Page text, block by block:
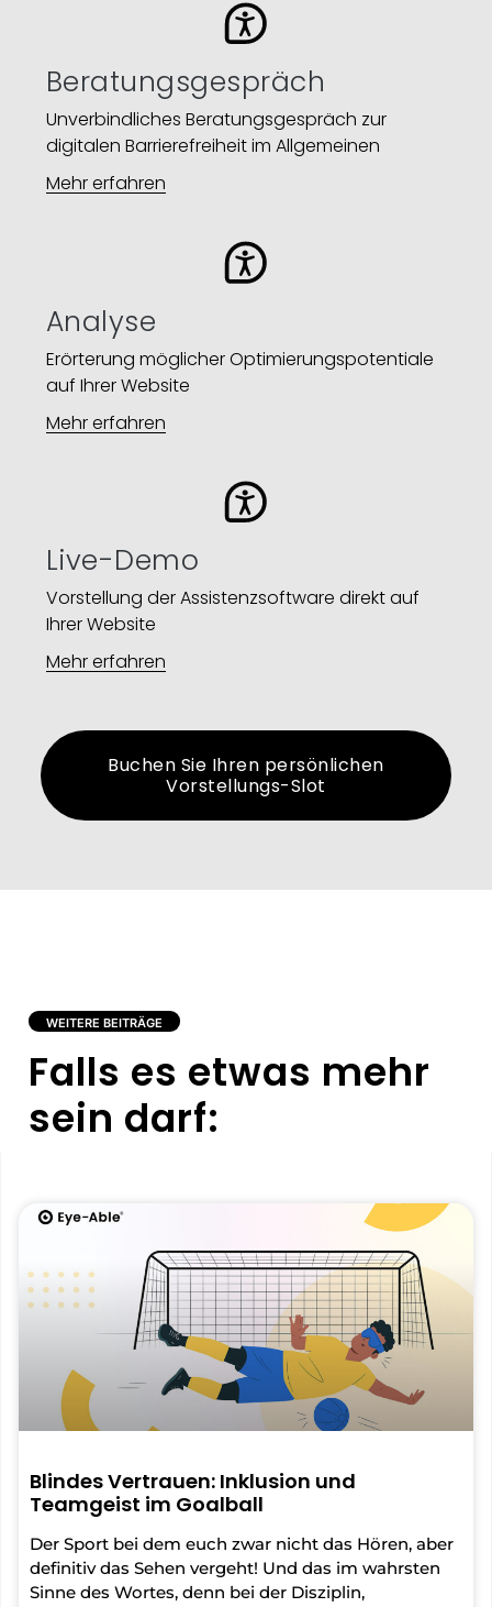
Beratungsgespräch
Unverbindliches Beratungsgespräch zur
digitalen Barrierefreiheit im Allgemeinen
Mehr erfahren
Analyse
Erörterung möglicher Optimierungspotentiale
auf Ihrer Website​
Mehr erfahren
Live-Demo
Vorstellung der Assistenzsoftware direkt auf
Ihrer Website​
Mehr erfahren
Buchen Sie Ihren persönlichen
Vorstellungs-Slot
WEITERE BEITRÄGE
Falls es etwas mehr
sein darf:
Blindes Vertrauen: Inklusion und
Teamgeist im Goalball
Der Sport bei dem euch zwar nicht das Hören, aber
definitiv das Sehen vergeht! Und das im wahrsten
Sinne des Wortes, denn bei der Disziplin,